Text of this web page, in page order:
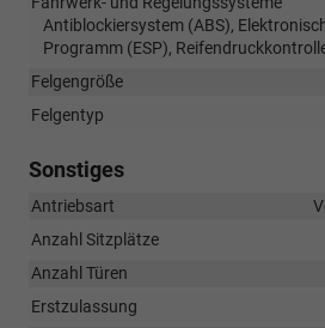
Antiblockiersystem (ABS),
Programm (ESP),
Felgengröße
Felgentyp
Sonstiges
Antriebsart
Anzahl Sitzplätze
Anzahl Türen
Erstzulassung